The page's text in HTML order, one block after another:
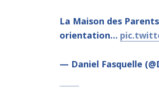
La Maison des
orientation…
— Daniel Fasquelle